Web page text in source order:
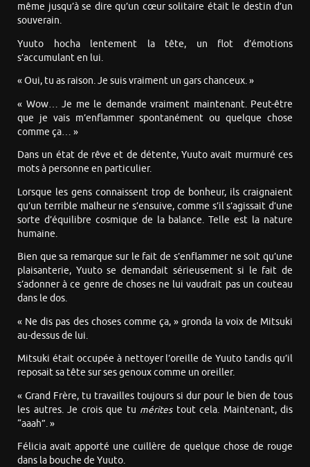
même jusqu’à se dire qu’un cœur solitaire était le destin d’un
souverain.
Yuuto hocha lentement la tête, un flot d’émotions
s’accumulant en lui.
« Oui, tu as raison. Je suis vraiment un gars chanceux. »
« Wow… Je me le demande vraiment maintenant. Peut-être
que je vais m’enflammer spontanément ou quelque chose
comme ça… »
Dans un état de rêve et de détente, Yuuto avait murmuré ces
mots à personne en particulier.
Lorsque les gens connaissent trop de bonheur, ils craignaient
qu’un terrible malheur ne s’ensuive, comme s’il s’agissait d’une
sorte d’équilibre cosmique de la balance. Telle est la nature
humaine.
Bien que sa remarque sur le fait de s’enflammer ne soit qu’une
plaisanterie, Yuuto se demandait sérieusement si le fait de
s’adonner à ce genre de choses ne lui vaudrait pas un couteau
dans le dos.
« Ne dis pas des choses comme ça, » gronda la voix de Mitsuki
au-dessus de lui.
Mitsuki était occupée à nettoyer l’oreille de Yuuto tandis qu’il
reposait sa tête sur ses genoux comme un oreiller.
« Grand Frère, tu travailles toujours si dur pour le bien de tous
les autres. Je crois que tu mérites tout cela. Maintenant, dis
“aaah”. »
Félicia avait apporté une cuillère de quelque chose de rouge
dans la bouche de Yuuto.